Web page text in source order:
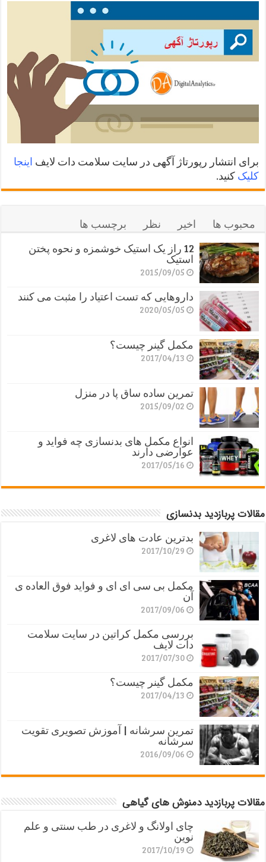
برای انتشار رپورتاژ آگهی در سایت سلامت دات لایف اینجا
کلیک کنید.
محبوب ها اخیر نظر
برچسب ها
12 راز یک استیک خوشمزه و نحوه پختن
استیک
2015/09/05
داروهایی که تست اعتیاد را مثبت می کنند
2020/05/05
مکمل گینر چیست؟
2017/04/13
تمرین ساده ساق پا در منزل
2015/09/02
انواع مکمل های بدنسازی چه فواید و
عوارضی دارند
2017/05/16
مقالات پربازدید بدنسازی
بدترین عادت های لاغری
2017/10/29
مکمل بی سی ای ای و فواید فوق العاده ی
آن
2017/09/06
بررسی مکمل کراتین در سایت سلامت
دات لایف
2017/07/30
مکمل گینر چیست؟
2017/04/13
تمرین سرشانه | آموزش تصویری تقویت
سرشانه
2016/09/06
مقالات پربازدید دمنوش های گیاهی
چای اولانگ و لاغری در طب سنتی و علم
نوین
2017/10/19